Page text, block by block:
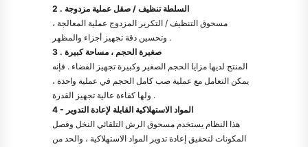
2 . السلطة تنظيف / صقل عملية مزدوجة
مسحوق التنظيف / التكرير المزدوج عملية المعالجة ،
وتحسين دقة تجهيز أجزاء والمظهر .
3 . صغيرة الحجم ، مساحة كبيرة
المنتج لديها مزايا الحجم الصغير وكبيرة تجهيز الفضاء . فإنه
يمكن التعامل مع عملية صب كامل الحجم في عملية واحدة ،
ولها كفاءة عالية تجهيز القدرة .
4 - المواد الاستهلاكية القابلة لإعادة التدوير
هذا النظام يستخدم مسحوق الرش التلقائي النخل وفصل
المكونات لتحقيق إعادة تدوير المواد الاستهلاكية ، والحد من